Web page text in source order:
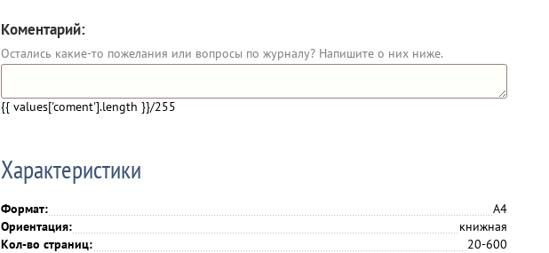
Коментарий:
Остались какие-то пожелания или вопросы по журналу? Напишите о них ниже.
{{ values['coment'].length }}/255
Характеристики
Формат:
А4
Ориентация:
книжная
Кол-во страниц:
20-600